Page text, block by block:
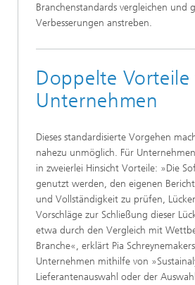
Branchenstandards vergleichen und
Verbesserungen anstreben.
Doppelte
Unternehmen
Dieses standardisierte Vorgehen
nahezu unmöglich. Für
in zweierlei Hinsicht Vorteile: »Die
genutzt werden, den eigenen
und Vollständigkeit zu prüfen,
Vorschläge zur Schließung dieser
etwa durch den Vergleich mit
Branche«, erklärt Pia
Unternehmen mithilfe von
Lieferantenauswahl oder der